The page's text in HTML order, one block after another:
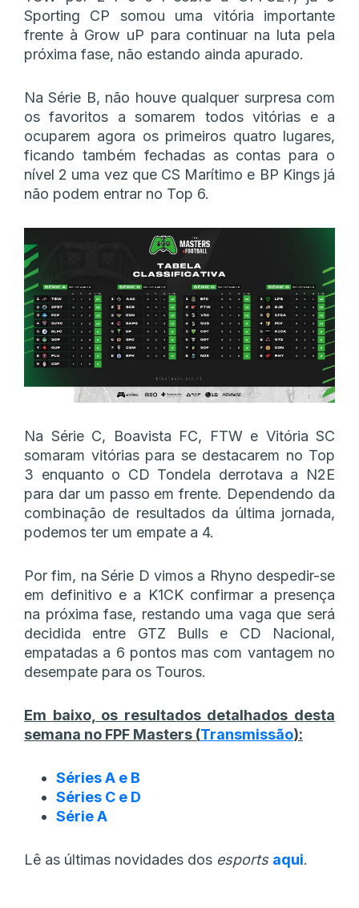
Sporting CP somou uma vitória importante
frente à Grow uP para continuar na luta pela
próxima fase, não estando ainda apurado.
Na Série B, não houve qualquer surpresa com
os favoritos a somarem todos vitórias e a
ocuparem agora os primeiros quatro lugares,
ficando também fechadas as contas para o
nível 2 uma vez que CS Marítimo e BP Kings já
não podem entrar no Top 6.
Na Série C, Boavista FC, FTW e Vitória SC
somaram vitórias para se destacarem no Top
3 enquanto o CD Tondela derrotava a N2E
para dar um passo em frente. Dependendo da
combinação de resultados da última jornada,
podemos ter um empate a 4.
Por fim, na Série D vimos a Rhyno despedir-se
em definitivo e a K1CK confirmar a presença
na próxima fase, restando uma vaga que será
decidida entre GTZ Bulls e CD Nacional,
empatadas a 6 pontos mas com vantagem no
desempate para os Touros.
Em baixo, os resultados detalhados desta
semana no FPF Masters (Transmissão):
Séries A e B
Séries C e D
Série A
Lê as últimas novidades dos esports aqui.